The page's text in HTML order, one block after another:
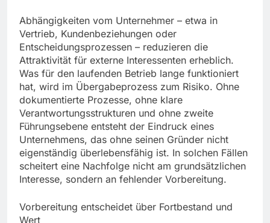
Abhängigkeiten vom Unternehmer – etwa in
Vertrieb, Kundenbeziehungen oder
Entscheidungsprozessen – reduzieren die
Attraktivität für externe Interessenten erheblich.
Was für den laufenden Betrieb lange funktioniert
hat, wird im Übergabeprozess zum Risiko. Ohne
dokumentierte Prozesse, ohne klare
Verantwortungsstrukturen und ohne zweite
Führungsebene entsteht der Eindruck eines
Unternehmens, das ohne seinen Gründer nicht
eigenständig überlebensfähig ist. In solchen Fällen
scheitert eine Nachfolge nicht am grundsätzlichen
Interesse, sondern an fehlender Vorbereitung.
Vorbereitung entscheidet über Fortbestand und
Wert